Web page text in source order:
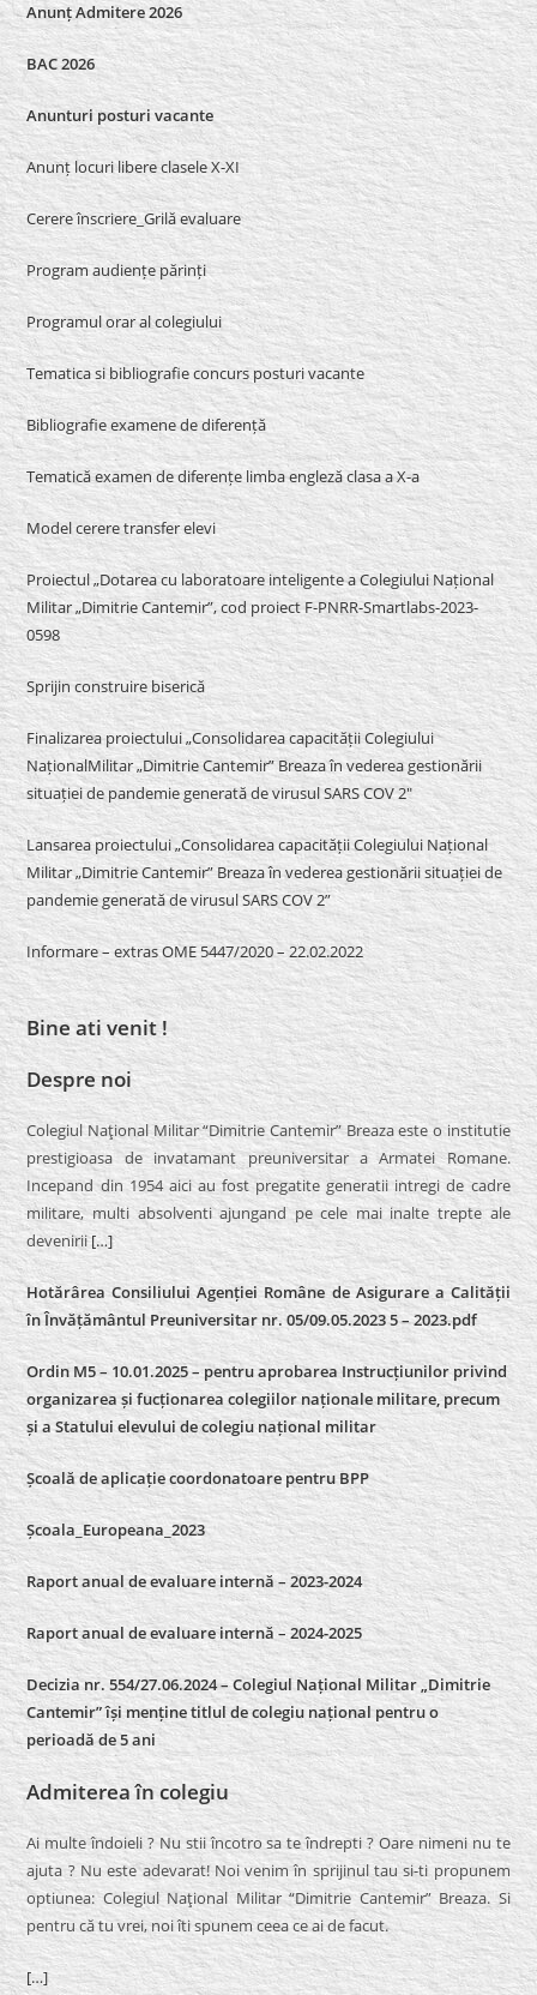
Anunț Admitere 2026
BAC 2026
Anunturi posturi vacante
Anunț locuri libere clasele X-XI
Cerere înscriere_Grilă evaluare
Program audiențe părinți
Programul orar al colegiului
Tematica si bibliografie concurs posturi vacante
Bibliografie examene de diferență
Tematică examen de diferențe limba engleză clasa a X-a
Model cerere transfer elevi
Proiectul „Dotarea cu laboratoare inteligente a Colegiului Național
Militar „Dimitrie Cantemir”, cod proiect F-PNRR-Smartlabs-2023-
0598
Sprijin construire biserică
Finalizarea proiectului „Consolidarea capacității Colegiului
NaționalMilitar „Dimitrie Cantemir” Breaza în vederea gestionării
situației de pandemie generată de virusul SARS COV 2″
Lansarea proiectului „Consolidarea capacității Colegiului Național
Militar „Dimitrie Cantemir” Breaza în vederea gestionării situației de
pandemie generată de virusul SARS COV 2”
Informare – extras OME 5447/2020 – 22.02.2022
Bine ati venit !
Despre noi
Colegiul Naţional Militar “Dimitrie Cantemir” Breaza este o institutie
prestigioasa de invatamant preuniversitar a Armatei Romane.
Incepand din 1954 aici au fost pregatite generatii intregi de cadre
militare, multi absolventi ajungand pe cele mai inalte trepte ale
devenirii[…]
Hotărârea Consiliului Agenției Române de Asigurare a Calității
în Învățământul Preuniversitar nr. 05/09.05.2023 5 – 2023.pdf
Ordin M5 – 10.01.2025 – pentru aprobarea Instrucțiunilor privind
organizarea și fucționarea colegiilor naționale militare, precum
și a Statului elevului de colegiu național militar
Școală de aplicație coordonatoare pentru BPP
Școala_Europeana_2023
Raport anual de evaluare internă – 2023-2024
Raport anual de evaluare internă –2024-2025
Decizia nr. 554/27.06.2024 – Colegiul Național Militar „Dimitrie
Cantemir” își menține titlul de colegiu național pentru o
perioadă de 5 ani
Admiterea în colegiu
Ai multe îndoieli ? Nu stii încotro sa te îndrepti ? Oare nimeni nu te
ajuta ? Nu este adevarat! Noi venim în sprijinul tau si-ti propunem
optiunea: Colegiul Naţional Militar “Dimitrie Cantemir” Breaza. Si
pentru că tu vrei, noi îti spunem ceea ce ai de facut.
[…]